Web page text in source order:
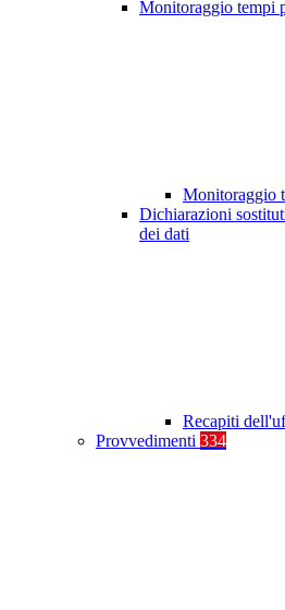
Monitoraggio tempi
Monitoraggio
Dichiarazioni
dei dati
Recapiti
Provvedimenti 334